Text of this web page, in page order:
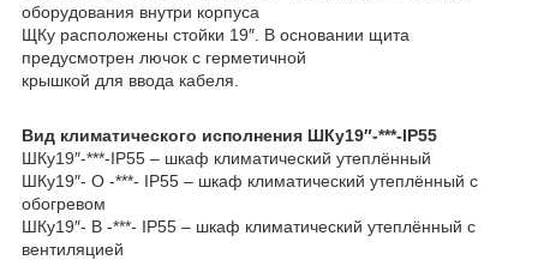
оборудования внутри корпуса
ЩКу расположены стойки 19″. В основании щита
предусмотрен лючок с герметичной
крышкой для ввода кабеля.
Вид климатического исполнения ШКу19″-***-IP55
ШКу19″-***-IP55 – шкаф климатический утеплённый
ШКу19″- О -***- IP55 – шкаф климатический утеплённый с
обогревом
ШКу19″- В -***- IP55 – шкаф климатический утеплённый с
вентиляцией